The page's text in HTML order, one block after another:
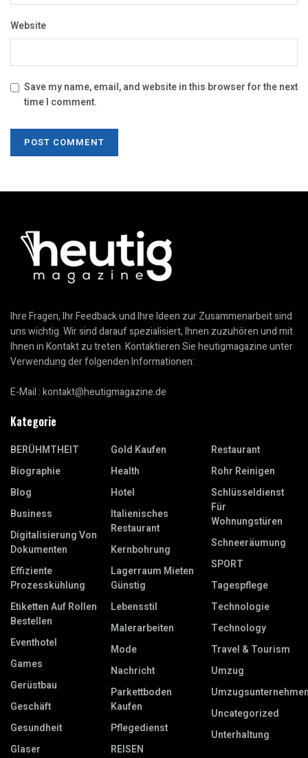
Website
Save my name, email, and website in this browser for the next
time I comment.
Ihre Fragen, Ihr Feedback und Ihre Ideen zur Zusammenarbeit sind
uns wichtig. Wir sind darauf spezialisiert, Ihnen zuzuhören und mit
Ihnen in Kontakt zu treten. Kontaktieren Sie heutigmagazine unter
Verwendung der folgenden Informationen:
E-Mail :kontakt@heutigmagazine.de
Kategorie
BERÜHMTHEIT
Biographie
Blog
Business
Digitalisierung Von
Dokumenten
Effiziente
Prozesskühlung
Etiketten Auf Rollen
Bestellen
Eventhotel
Games
Gerüstbau
Geschäft
Gesundheit
Glaser
Gold Kaufen
Health
Hotel
Italienisches
Restaurant
Kernbohrung
Lagerraum Mieten
Günstig
Lebensstil
Malerarbeiten
Mode
Nachricht
Parkettboden
Kaufen
Pflegedienst
REISEN
Restaurant
Rohr Reinigen
Schlüsseldienst
Für
Wohnungstüren
Schneeräumung
SPORT
Tagespflege
Technologie
Technology
Travel & Tourism
Umzug
Uncategorized
Unterhaltung